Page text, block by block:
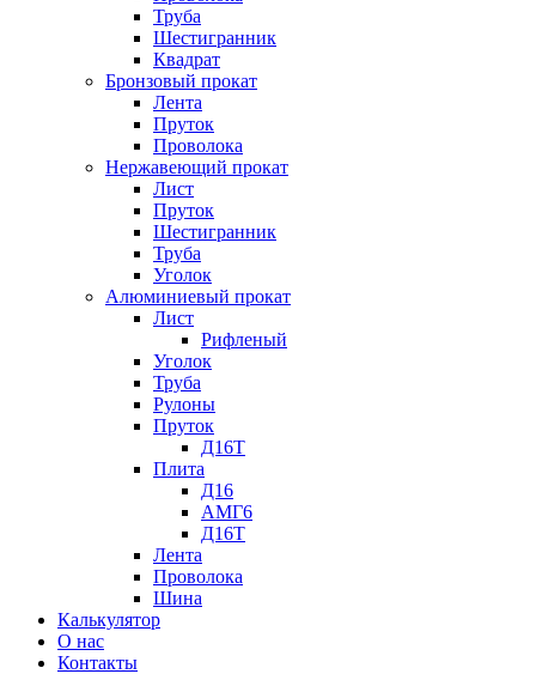
Труба
Шестигранник
Квадрат
Бронзовый прокат
Лента
Пруток
Проволока
Нержавеющий прокат
Лист
Пруток
Шестигранник
Труба
Уголок
Алюминиевый прокат
Лист
Рифленый
Уголок
Труба
Рулоны
Пруток
Д16Т
Плита
Д16
АМГ6
Д16Т
Лента
Проволока
Шина
Калькулятор
О нас
Контакты